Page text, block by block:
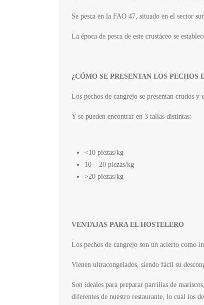
Se pesca en la FAO 47, situado en el sector
La época de pesca de este crustáceo se
¿CÓMO SE PRESENTAN LOS PECHOS
Los pechos de cangrejo se presentan crudos
Y se pueden encontrar en 3 tallas distintas:
<10 piezas/kg
10 – 20 piezas/kg
>20 piezas/kg
VENTAJAS PARA EL HOSTELERO
Los pechos de cangrejo son un acierto como
Vienen ultracongelados, siendo fácil su
Son ideales para preparar parrillas de
diferentes de nuestro restaurante, lo cual los